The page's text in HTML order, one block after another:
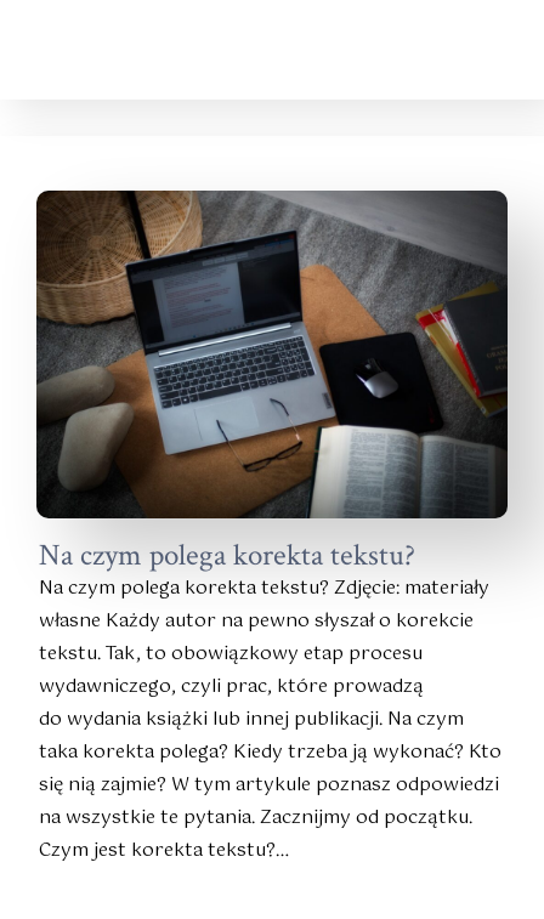
Na czym polega korekta tekstu?
Na czym polega korekta tekstu? Zdjęcie: materiały
własne Każdy autor na pewno słyszał o korekcie
tekstu. Tak, to obowiązkowy etap procesu
wydawniczego, czyli prac, które prowadzą
do wydania książki lub innej publikacji. Na czym
taka korekta polega? Kiedy trzeba ją wykonać? Kto
się nią zajmie? W tym artykule poznasz odpowiedzi
na wszystkie te pytania. Zacznijmy od początku.
Czym jest korekta tekstu?…